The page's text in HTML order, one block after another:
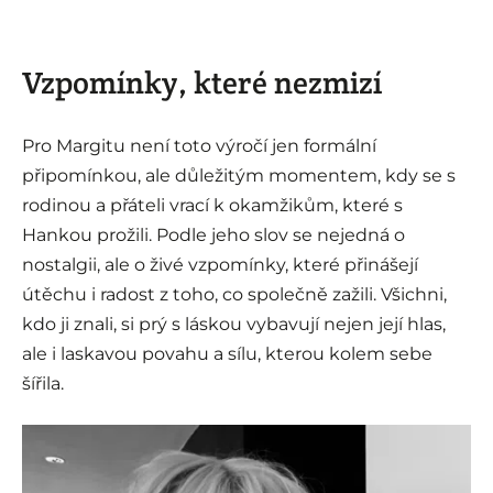
Vzpomínky, které nezmizí
Pro Margitu není toto výročí jen formální
připomínkou, ale důležitým momentem, kdy se s
rodinou a přáteli vrací k okamžikům, které s
Hankou prožili. Podle jeho slov se nejedná o
nostalgii, ale o živé vzpomínky, které přinášejí
útěchu i radost z toho, co společně zažili. Všichni,
kdo ji znali, si prý s láskou vybavují nejen její hlas,
ale i laskavou povahu a sílu, kterou kolem sebe
šířila.